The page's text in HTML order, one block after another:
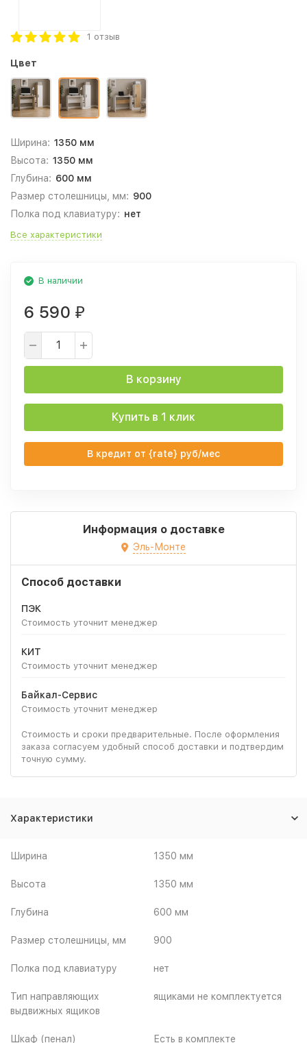
1 отзыв
Цвет
Ширина: 1350 мм
Высота: 1350 мм
Глубина: 600 мм
Размер столешницы, мм: 900
Полка под клавиатуру: нет
Все характеристики
В наличии
6 590 ₽
В корзину
Купить в 1 клик
В кредит от {rate} руб/мес
Информация о доставке
Эль-Монте
Способ доставки
ПЭК
Стоимость уточнит менеджер
КИТ
Стоимость уточнит менеджер
Байкал-Сервис
Стоимость уточнит менеджер
Стоимость и сроки предварительные. После оформления
заказа согласуем удобный способ доставки и подтвердим
точную сумму.
Характеристики
Ширина 1350 мм
Высота 1350 мм
Глубина 600 мм
Размер столешницы, мм 900
Полка под клавиатуру нет
Тип направляющих
выдвижных ящиков
ящиками не комплектуется
Шкаф (пенал) Есть в комплекте